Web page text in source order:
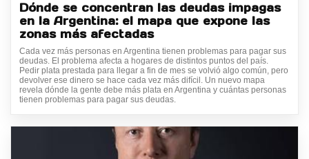
Dónde se concentran las deudas impagas
en la Argentina: el mapa que expone las
zonas más afectadas
Cada vez más personas en Argentina tienen problemas para pagar sus
deudas. El problema afecta a hogares de distintos puntos del país.
Pedir plata prestada para llegar a fin de mes se volvió algo común, pero
devolver ese dinero se hace cada vez más difícil. Un nuevo mapa
revela dónde la gente debe más plata en Argentina y cuántas personas
tienen problemas para pagar sus deudas.